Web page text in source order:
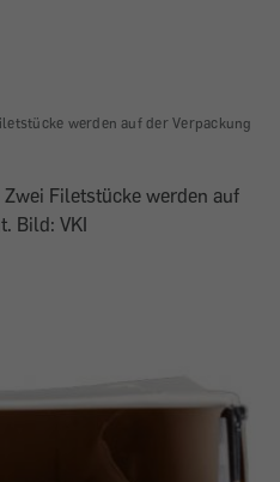
werden auf der Verpackung
Filetstücke werden auf
Bild: VKI